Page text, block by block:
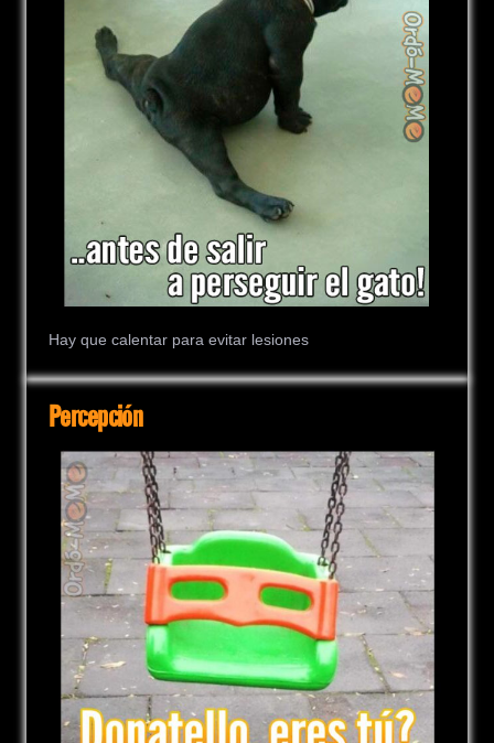
Hay que calentar para evitar lesiones
Percepción